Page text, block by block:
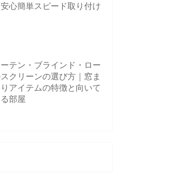
安心簡単スピード取り付け
テン・ブラインド・ロー
スクリーンの選び方｜窓ま
アイテムの特徴と向いて
部屋